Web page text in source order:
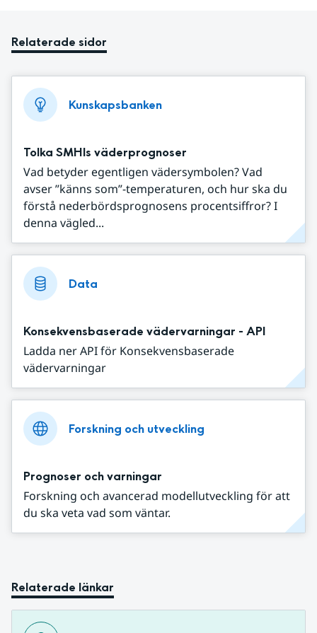
Relaterade sidor
Kunskapsbanken
Tolka SMHIs väderprognoser
Vad betyder egentligen vädersymbolen? Vad
avser ”känns som”-temperaturen, och hur ska du
förstå nederbördsprognosens procentsiffror? I
denna vägled...
Data
Konsekvensbaserade vädervarningar - API
Ladda ner API för Konsekvensbaserade
vädervarningar
Forskning och utveckling
Prognoser och varningar
Forskning och avancerad modellutveckling för att
du ska veta vad som väntar.
Relaterade länkar